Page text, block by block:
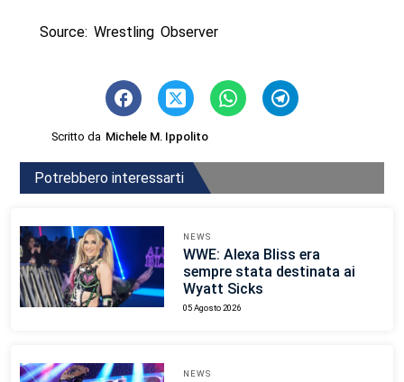
Source: Wrestling Observer
Scritto da Michele M. Ippolito
Potrebbero interessarti
NEWS
WWE: Alexa Bliss era
sempre stata destinata ai
Wyatt Sicks
05 Agosto 2026
NEWS